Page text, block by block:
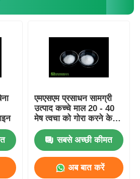
एमएसएम प्रसाधन सामग्री
उत्पाद कच्चे माल 20 - 40
मेष त्वचा को गोरा करने के
लिए
सबसे अच्छी कीमत
अब बात करें